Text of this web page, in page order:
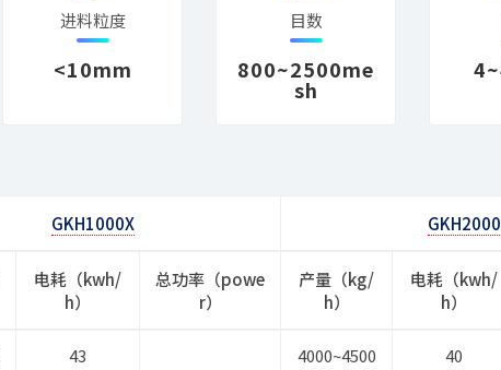
进料粒度
<10mm
目数
800~2500me
sh
GKH1000X
电耗（kwh/
h）
总功率（powe
r）
产量（kg/
h）
电耗（kwh/
h）
43 4000~4500 40